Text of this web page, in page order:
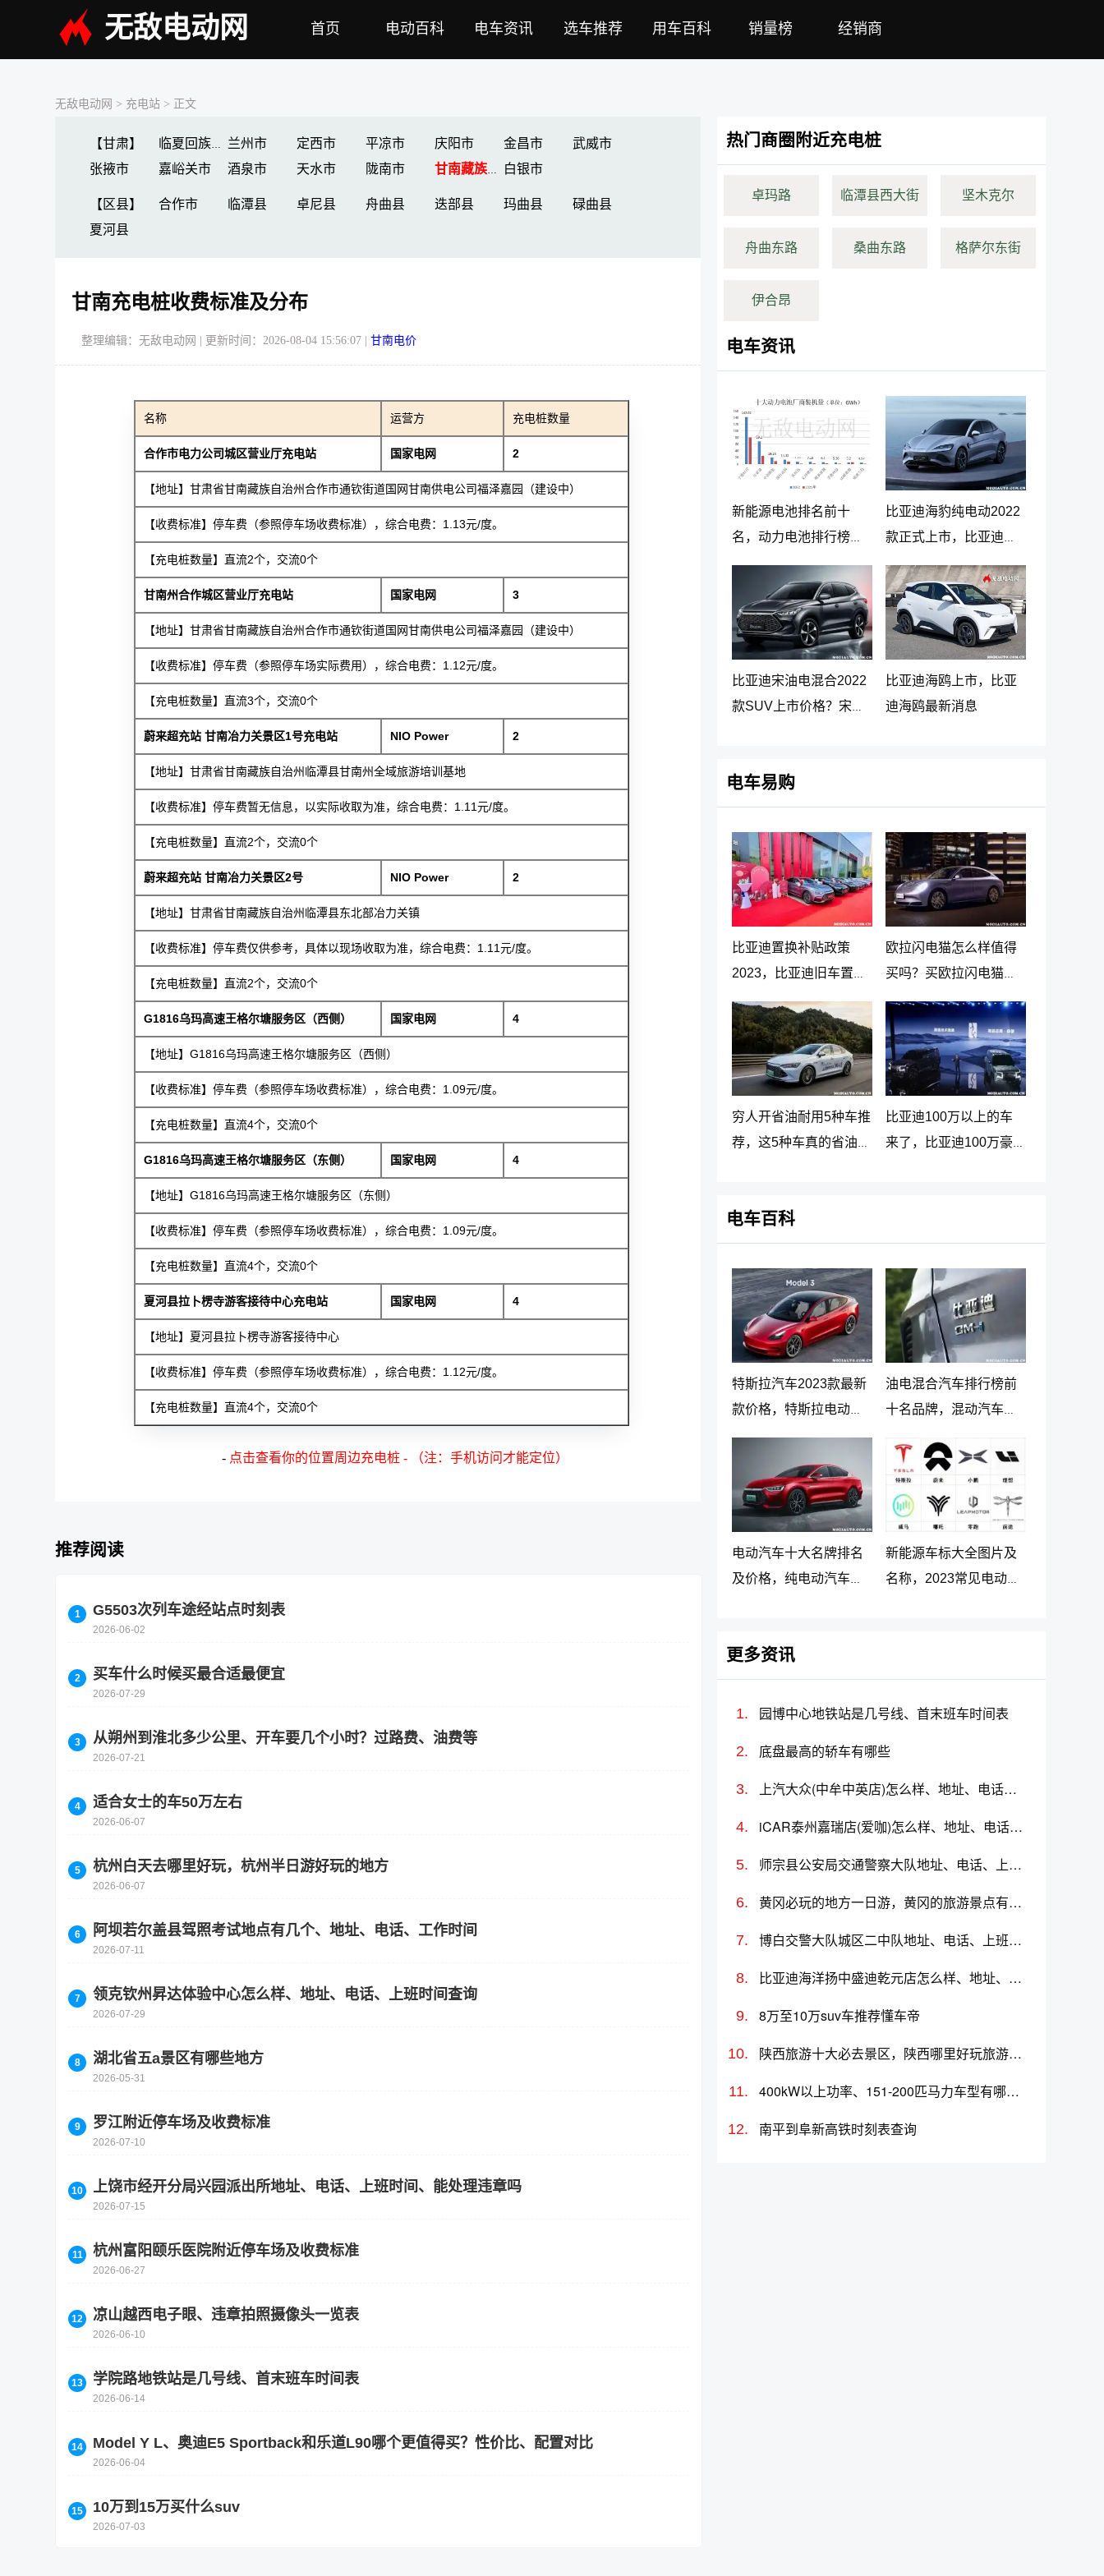
无敌电动网 首页 电动百科 电车资讯 选车推荐 用车百科 销量榜 经销商
无敌电动网 > 充电站 > 正文
【甘肃】 临夏回族自治州 兰州市 定西市 平凉市 庆阳市 金昌市
武威市
张掖市
嘉峪关市 酒泉市 天水市 陇南市 甘南藏族自治州 白银市
【区县】 合作市 临潭县 卓尼县 舟曲县 迭部县 玛曲县
碌曲县
夏河县
甘南充电桩收费标准及分布
整理编辑：无敌电动网 | 更新时间：2026-08-04 15:56:07 |甘南电价
名称 运营方 充电桩数量
合作市电力公司城区营业厅充电站 国家电网 2
【地址】甘肃省甘南藏族自治州合作市通钦街道国网甘南供电公司福泽嘉园（建设中）
【收费标准】停车费（参照停车场收费标准），综合电费：1.13元/度。
【充电桩数量】直流2个，交流0个
甘南州合作城区营业厅充电站 国家电网 3
【地址】甘肃省甘南藏族自治州合作市通钦街道国网甘南供电公司福泽嘉园（建设中）
【收费标准】停车费（参照停车场实际费用），综合电费：1.12元/度。
【充电桩数量】直流3个，交流0个
蔚来超充站 甘南冶力关景区1号充电站 NIO Power 2
【地址】甘肃省甘南藏族自治州临潭县甘南州全域旅游培训基地
【收费标准】停车费暂无信息，以实际收取为准，综合电费：1.11元/度。
【充电桩数量】直流2个，交流0个
蔚来超充站 甘南冶力关景区2号 NIO Power 2
【地址】甘肃省甘南藏族自治州临潭县东北部冶力关镇
【收费标准】停车费仅供参考，具体以现场收取为准，综合电费：1.11元/度。
【充电桩数量】直流2个，交流0个
G1816乌玛高速王格尔塘服务区（西侧） 国家电网 4
【地址】G1816乌玛高速王格尔塘服务区（西侧）
【收费标准】停车费（参照停车场收费标准），综合电费：1.09元/度。
【充电桩数量】直流4个，交流0个
G1816乌玛高速王格尔塘服务区（东侧） 国家电网 4
【地址】G1816乌玛高速王格尔塘服务区（东侧）
【收费标准】停车费（参照停车场收费标准），综合电费：1.09元/度。
【充电桩数量】直流4个，交流0个
夏河县拉卜楞寺游客接待中心充电站 国家电网 4
【地址】夏河县拉卜楞寺游客接待中心
【收费标准】停车费（参照停车场收费标准），综合电费：1.12元/度。
【充电桩数量】直流4个，交流0个
- 点击查看你的位置周边充电桩 - （注：手机访问才能定位）
推荐阅读
G5503次列车途经站点时刻表
2026-06-02
买车什么时候买最合适最便宜
2026-07-29
从朔州到淮北多少公里、开车要几个小时？过路费、油费等
2026-07-21
适合女士的车50万左右
2026-06-07
杭州白天去哪里好玩，杭州半日游好玩的地方
2026-06-07
阿坝若尔盖县驾照考试地点有几个、地址、电话、工作时间
2026-07-11
领克钦州昇达体验中心怎么样、地址、电话、上班时间查询
2026-07-29
湖北省五a景区有哪些地方
2026-05-31
罗江附近停车场及收费标准
2026-07-10
上饶市经开分局兴园派出所地址、电话、上班时间、能处理违章吗
2026-07-15
杭州富阳颐乐医院附近停车场及收费标准
2026-06-27
凉山越西电子眼、违章拍照摄像头一览表
2026-06-10
学院路地铁站是几号线、首末班车时间表
2026-06-14
Model Y L、奥迪E5 Sportback和乐道L90哪个更值得买？性价比、配置对比
2026-06-04
10万到15万买什么suv
2026-07-03
热门商圈附近充电桩
卓玛路 临潭县西大街 坚木克尔
舟曲东路 桑曲东路 格萨尔东街
伊合昂
电车资讯
新能源电池排名前十
名，动力电池排行榜前
十名
比亚迪海豹纯电动2022
款正式上市，比亚迪海
豹纯电动报价20.98万起
比亚迪宋油电混合2022
款SUV上市价格？宋
比亚迪海鸥上市，比亚
迪海鸥最新消息
电车易购
比亚迪置换补贴政策
2023，比亚迪旧车置换
新车价格表
欧拉闪电猫怎么样值得
买吗？买欧拉闪电猫十
大忠告
穷人开省油耐用5种车推
荐，这5种车真的省油又
比亚迪100万以上的车
来了，比亚迪100万豪
电车百科
特斯拉汽车2023款最新
款价格，特斯拉电动汽
车价格及落地价
油电混合汽车排行榜前
十名品牌，混动汽车十
电动汽车十大名牌排名
及价格，纯电动汽车排
新能源车标大全图片及
名称，2023常见电动汽
更多资讯
园博中心地铁站是几号线、首末班车时间表
底盘最高的轿车有哪些
上汽大众(中牟中英店)怎么样、地址、电话、上班时间查询
iCAR泰州嘉瑞店(爱咖)怎么样、地址、电话、上班时间查询
师宗县公安局交通警察大队地址、电话、上班时间、能处理违章吗
黄冈必玩的地方一日游，黄冈的旅游景点有哪些
博白交警大队城区二中队地址、电话、上班时间、能处理违章吗
比亚迪海洋扬中盛迪乾元店怎么样、地址、电话、上班时间查询
8万至10万suv车推荐懂车帝
陕西旅游十大必去景区，陕西哪里好玩旅游景区
400kW以上功率、151-200匹马力车型有哪些？哪款车好？价格多少？
南平到阜新高铁时刻表查询